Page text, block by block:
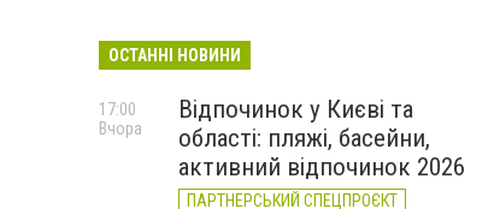
ОСТАННІ НОВИНИ
Відпочинок у Києві та
області: пляжі, басейни,
активний відпочинок 2026
ПАРТНЕРСЬКИЙ СПЕЦПРОЄКТ
17:00
Вчора